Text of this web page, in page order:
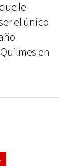
le
el único
en